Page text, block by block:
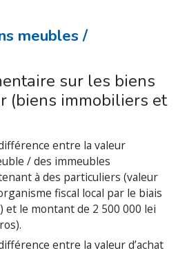
meubles /
sur les biens
(biens immobiliers et
entre la valeur
/ des immeubles
à des particuliers (valeur
fiscal local par le biais
et le montant de 2 500 000 lei
entre la valeur d’achat